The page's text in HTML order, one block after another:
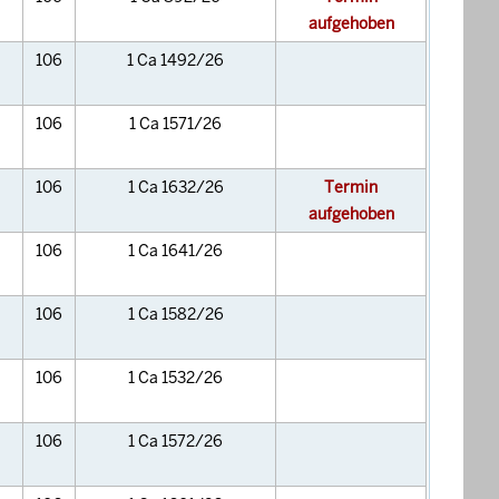
aufgehoben
106
1 Ca 1492/26
106 1 Ca 1571/26
106 1 Ca 1632/26
Termin
aufgehoben
106
1 Ca 1641/26
106 1 Ca 1582/26
106 1 Ca 1532/26
106 1 Ca 1572/26